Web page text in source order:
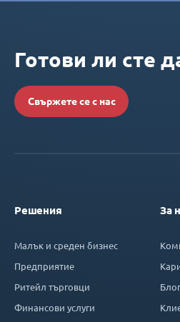
Готови ли сте
Свържете се с нас
Решения
Малък и среден бизнес
Предприятие
Ритейл търговци
Финансови услуги
За
Блог